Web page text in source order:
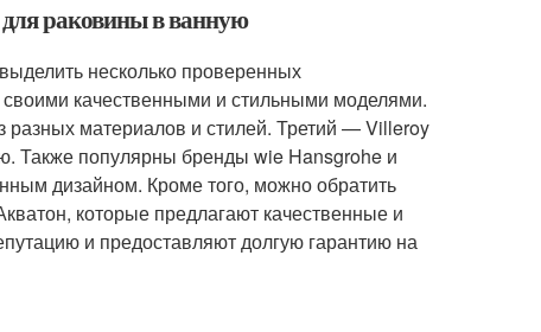
раковины в ванную
несколько проверенных
качественными и стильными моделями.
материалов и стилей. Третий — Villeroy
Также популярны бренды wie Hansgrohe и
дизайном. Кроме того, можно обратить
которые предлагают качественные и
и предоставляют долгую гарантию на